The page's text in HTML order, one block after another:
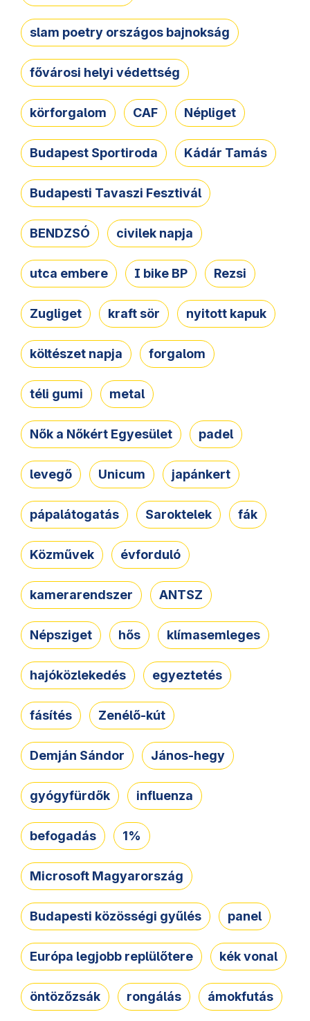
slam poetry országos bajnokság
fővárosi helyi védettség
körforgalom CAF Népliget
Budapest Sportiroda Kádár Tamás
Budapesti Tavaszi Fesztivál
BENDZSÓ civilek napja
utca embere I bike BP Rezsi
Zugliget kraft sör nyitott kapuk
költészet napja forgalom
téli gumi metal
Nők a Nőkért Egyesület padel
levegő Unicum japánkert
pápalátogatás Saroktelek fák
Közművek évforduló
kamerarendszer ANTSZ
Népsziget hős klímasemleges
hajóközlekedés egyeztetés
fásítés Zenélő-kút
Demján Sándor János-hegy
gyógyfürdők influenza
befogadás 1%
Microsoft Magyarország
Budapesti közösségi gyűlés panel
Európa legjobb replülőtere kék vonal
öntözőzsák rongálás ámokfutás